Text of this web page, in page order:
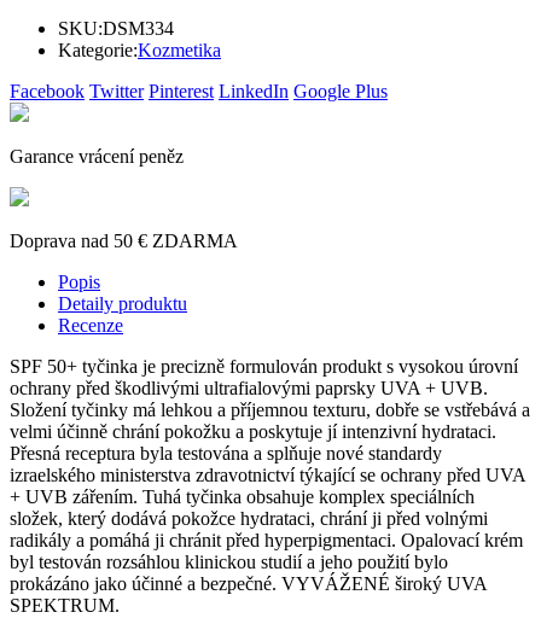
SKU:DSM334
Kategorie:Kozmetika
Facebook Twitter Pinterest LinkedIn Google Plus
Garance vrácení peněz
Doprava nad 50 € ZDARMA
Popis
Detaily produktu
Recenze
SPF 50+ tyčinka je precizně formulován produkt s vysokou úrovní
ochrany před škodlivými ultrafialovými paprsky UVA + UVB.
Složení tyčinky má lehkou a příjemnou texturu, dobře se vstřebává a
velmi účinně chrání pokožku a poskytuje jí intenzivní hydrataci.
Přesná receptura byla testována a splňuje nové standardy
izraelského ministerstva zdravotnictví týkající se ochrany před UVA
+ UVB zářením. Tuhá tyčinka obsahuje komplex speciálních
složek, který dodává pokožce hydrataci, chrání ji před volnými
radikály a pomáhá ji chránit před hyperpigmentaci. Opalovací krém
byl testován rozsáhlou klinickou studií a jeho použití bylo
prokázáno jako účinné a bezpečné. VYVÁŽENÉ široký UVA
SPEKTRUM.